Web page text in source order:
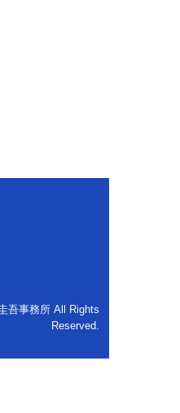
吾事務所 All Rights
Reserved.